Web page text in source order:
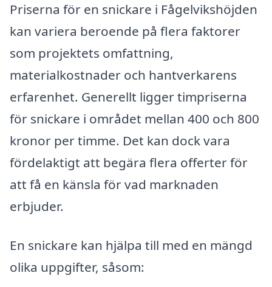
Priserna för en snickare i Fågelvikshöjden
kan variera beroende på flera faktorer
som projektets omfattning,
materialkostnader och hantverkarens
erfarenhet. Generellt ligger timpriserna
för snickare i området mellan 400 och 800
kronor per timme. Det kan dock vara
fördelaktigt att begära flera offerter för
att få en känsla för vad marknaden
erbjuder.
En snickare kan hjälpa till med en mängd
olika uppgifter, såsom: